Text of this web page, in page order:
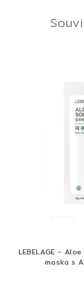
LEBELAGE -
maska s